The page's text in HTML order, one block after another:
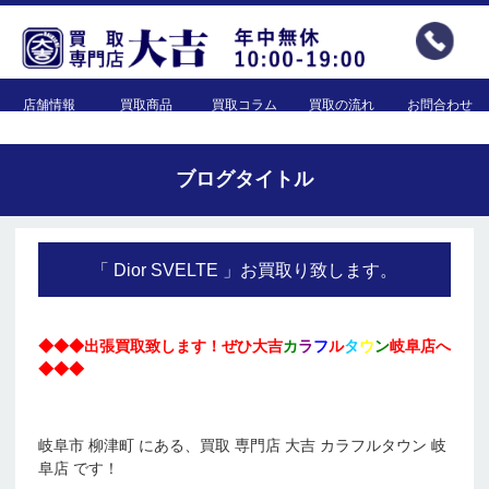
店舗情報 買取商品 買取コラム 買取の流れ お問合わせ
ブログタイトル
「 Dior SVELTE 」お買取り致します。
◆◆◆出張買取致します！ぜひ大吉カラフルタウン岐阜店へ
◆◆◆
岐阜市 柳津町 にある、買取 専門店 大吉 カラフルタウン 岐
阜店 です！